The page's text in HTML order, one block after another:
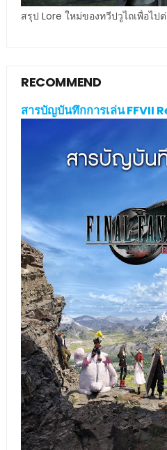
สรุป Lore ใหม่ของทวีปวูไถเพื่อไปต่
RECOMMEND
สารบัญบันทึกการเล่น FFVII